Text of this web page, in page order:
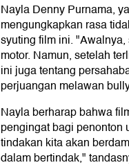
Nayla Denny Purnama,
mengungkapkan rasa
syuting film ini.
motor. Namun, setelah
ini juga tentang
perjuangan melawan
Nayla berharap bahwa
pengingat bagi penonton
tindakan kita akan
dalam bertindak,"